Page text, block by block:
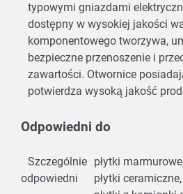
typowymi gniazdami
dostępny w wysokiej jakości
komponentowego tworzywa,
bezpieczne przenoszenie i
zawartości. Otwornice
potwierdza wysoką jakość
Odpowiedni do
Szczególnie
odpowiedni
płytki
płytki